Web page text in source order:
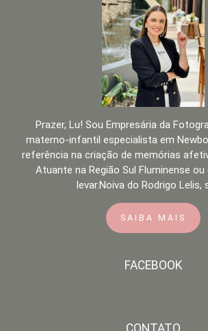
Prazer, Lu! Sou Empresária da
materno-infantil especialista em
referência na criação de memórias
Atuante na Região Sul Fluminense
levar.Noiva do Rodrigo Lelis,
SAIBA MAIS
FACEBOOK
CONTATO